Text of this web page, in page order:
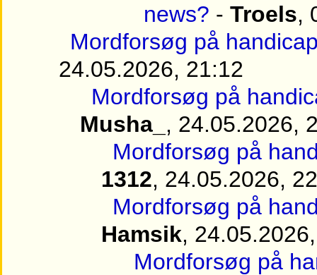
news? - Troels,
Mordforsøg på
24.05.2026, 21:12
Mordforsøg på
Musha_ , 24.05.2026,
Mordforsøg på
1312, 24.05.2026,
Mordforsøg på
Hamsik,
Mordforsøg på